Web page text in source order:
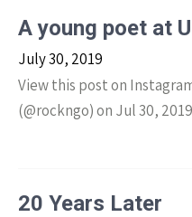
A young poet at
July 30, 2019
View this post on
(@rockngo) on Jul 30,
20 Years Later